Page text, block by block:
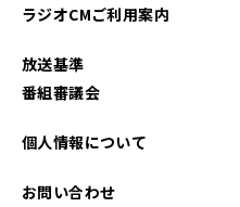
2024年07月
ラジオCMご利用案内
放送基準
番組審議会
個人情報について
お問い合わせ